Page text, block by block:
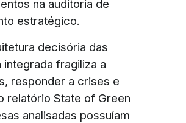
na auditoria de
estratégico.
decisória das
fragiliza a
responder a crises e
relatório State of Green
analisadas possuíam